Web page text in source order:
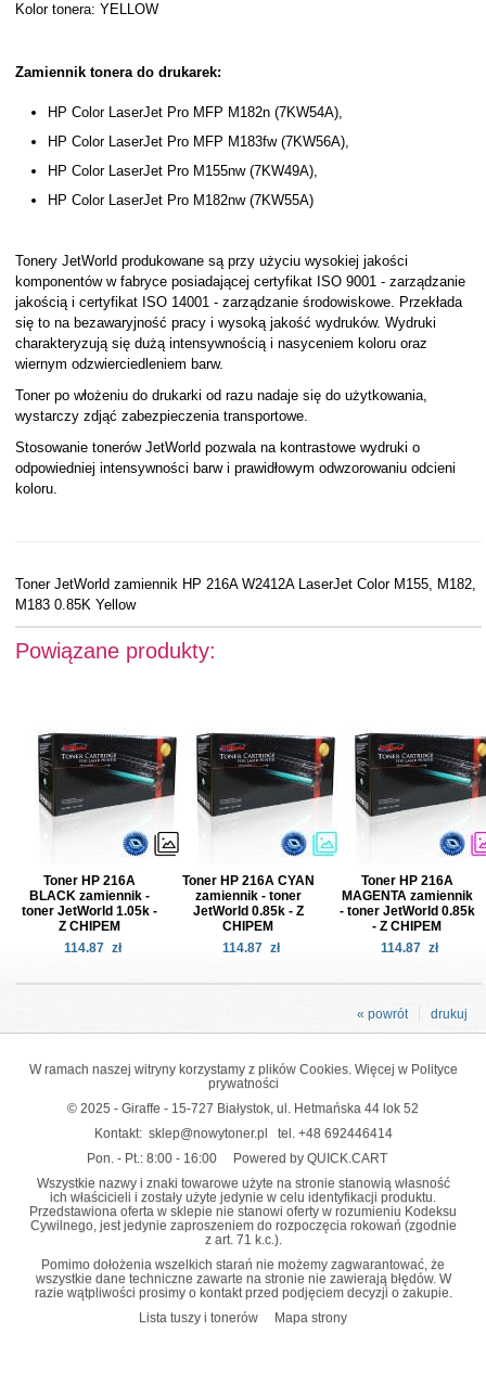
Kolor tonera: YELLOW
Zamiennik tonera do drukarek:
HP Color LaserJet Pro MFP M182n (7KW54A),
HP Color LaserJet Pro MFP M183fw (7KW56A),
HP Color LaserJet Pro M155nw (7KW49A),
HP Color LaserJet Pro M182nw (7KW55A)
Tonery JetWorld produkowane są przy użyciu wysokiej jakości
komponentów w fabryce posiadającej certyfikat ISO 9001 - zarządzanie
jakością i certyfikat ISO 14001 - zarządzanie środowiskowe. Przekłada
się to na bezawaryjność pracy i wysoką jakość wydruków. Wydruki
charakteryzują się dużą intensywnością i nasyceniem koloru oraz
wiernym odzwierciedleniem barw.
Toner po włożeniu do drukarki od razu nadaje się do użytkowania,
wystarczy zdjąć zabezpieczenia transportowe.
Stosowanie tonerów JetWorld pozwala na kontrastowe wydruki o
odpowiedniej intensywności barw i prawidłowym odwzorowaniu odcieni
koloru.
Toner JetWorld zamiennik HP 216A W2412A LaserJet Color M155, M182,
M183 0.85K Yellow
Powiązane produkty:
Toner HP 216A
BLACK zamiennik -
toner JetWorld 1.05k -
Z CHIPEM
114.87 zł
Toner HP 216A CYAN
zamiennik - toner
JetWorld 0.85k - Z
CHIPEM
114.87 zł
Toner HP 216A
MAGENTA zamiennik
- toner JetWorld 0.85k
- Z CHIPEM
114.87 zł
drukuj
« powrót
W ramach naszej witryny korzystamy z plików Cookies. Więcej w Polityce
prywatności
© 2025 - Giraffe - 15-727 Białystok, ul. Hetmańska 44 lok 52
Kontakt: sklep@nowytoner.pl tel. +48 692446414
Pon. - Pt.: 8:00 - 16:00
Powered by QUICK.CART
Wszystkie nazwy i znaki towarowe użyte na stronie stanowią własność
ich właścicieli i zostały użyte jedynie w celu identyfikacji produktu.
Przedstawiona oferta w sklepie nie stanowi oferty w rozumieniu Kodeksu
Cywilnego, jest jedynie zaproszeniem do rozpoczęcia rokowań (zgodnie
z art. 71 k.c.).
Pomimo dołożenia wszelkich starań nie możemy zagwarantować, że
wszystkie dane techniczne zawarte na stronie nie zawierają błędów. W
razie wątpliwości prosimy o kontakt przed podjęciem decyzji o zakupie.
Lista tuszy i tonerów
Mapa strony